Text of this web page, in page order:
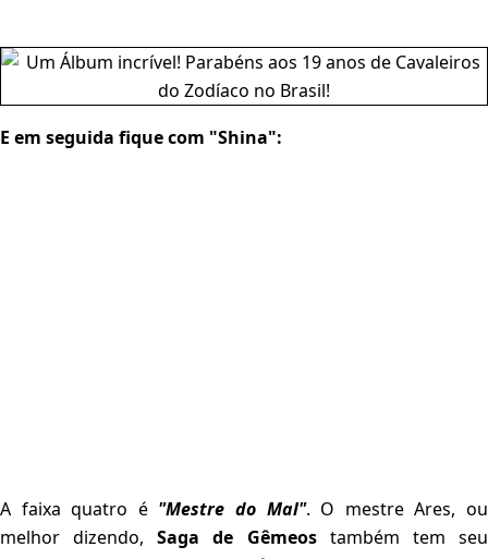
E em seguida fique com "Shina":
A faixa quatro é "Mestre do Mal". O mestre Ares, ou
melhor dizendo,Saga de Gêmeostambém tem seu